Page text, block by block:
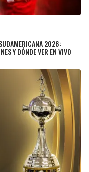
2026:
Y DÓNDE VER EN VIVO